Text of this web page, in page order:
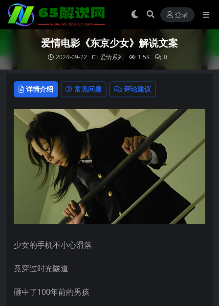
登录
爱情电影《东京少女》解说文案
2024-09-22 爱情系列 1.5K 0
详情介绍 常见问题 评论建议
少女的手机不小心滑落
竟穿过时光隧道
砸中了100年前的男孩